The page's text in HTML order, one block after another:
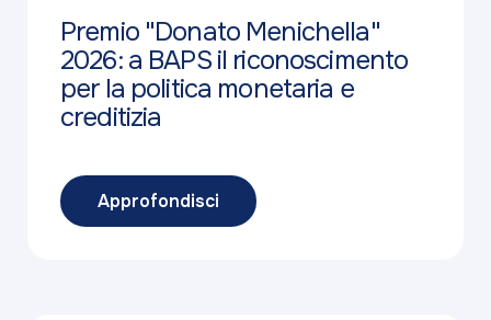
Premio "Donato Menichella"
2026: a BAPS il riconoscimento
per la politica monetaria e
creditizia
Approfondisci